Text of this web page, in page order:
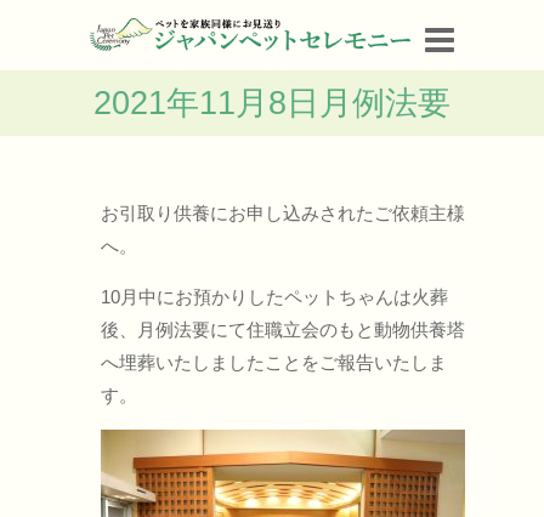
2021年11月8日月例法要
お引取り供養にお申し込みされたご依頼主様
へ。
10月中にお預かりしたペットちゃんは火葬
後、月例法要にて住職立会のもと動物供養塔
へ埋葬いたしましたことをご報告いたしま
す。